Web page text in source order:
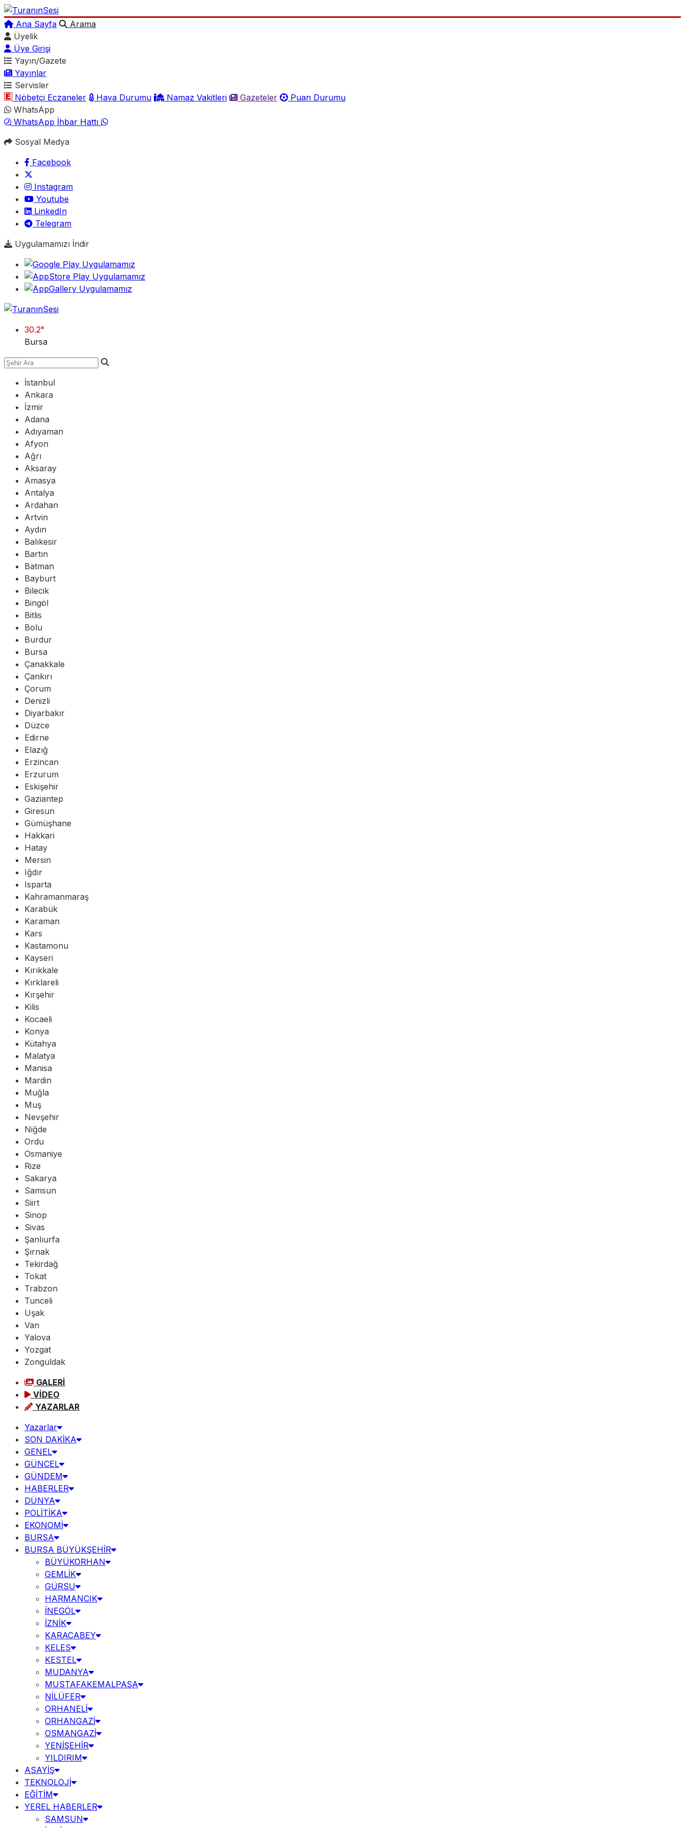
Ana Sayfa
Arama
Üyelik
Üye Girişi
Yayın/Gazete
Yayınlar
Servisler
Nöbetçi Eczaneler
Hava Durumu Namaz Vakitleri Gazeteler
Puan Durumu
WhatsApp
WhatsApp İhbar Hattı
Sosyal Medya
Facebook
Instagram
Youtube
LinkedIn
Telegram
Uygulamamızı İndir
30.2°
Bursa
İstanbul
Ankara
İzmir
Adana
Adıyaman
Afyon
Ağrı
Aksaray
Amasya
Antalya
Ardahan
Artvin
Aydın
Balıkesir
Bartın
Batman
Bayburt
Bilecik
Bingöl
Bitlis
Bolu
Burdur
Bursa
Çanakkale
Çankırı
Çorum
Denizli
Diyarbakır
Düzce
Edirne
Elazığ
Erzincan
Erzurum
Eskişehir
Gaziantep
Giresun
Gümüşhane
Hakkari
Hatay
Mersin
Iğdır
Isparta
Kahramanmaraş
Karabük
Karaman
Kars
Kastamonu
Kayseri
Kırıkkale
Kırklareli
Kırşehir
Kilis
Kocaeli
Konya
Kütahya
Malatya
Manisa
Mardin
Muğla
Muş
Nevşehir
Niğde
Ordu
Osmaniye
Rize
Sakarya
Samsun
Siirt
Sinop
Sivas
Şanlıurfa
Şırnak
Tekirdağ
Tokat
Trabzon
Tunceli
Uşak
Van
Yalova
Yozgat
Zonguldak
GALERİ
VİDEO
YAZARLAR
Yazarlar
SON DAKİKA
GENEL
GÜNCEL
GÜNDEM
HABERLER
DÜNYA
POLİTİKA
EKONOMİ
BURSA
BURSA BÜYÜKŞEHİR
BÜYÜKORHAN
GEMLİK
GÜRSU
HARMANCIK
İNEGÖL
İZNİK
KARACABEY
KELES
KESTEL
MUDANYA
MUSTAFAKEMALPAŞA
NİLÜFER
ORHANELİ
ORHANGAZİ
OSMANGAZİ
YENİŞEHİR
YILDIRIM
ASAYİŞ
TEKNOLOJİ
EĞİTİM
YEREL HABERLER
SAMSUN